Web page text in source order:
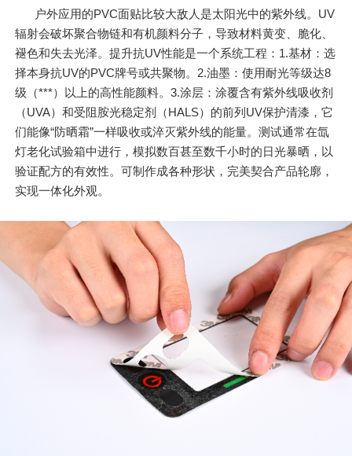
户外应用的PVC面贴比较大敌人是太阳光中的紫外线。UV
辐射会破坏聚合物链和有机颜料分子，导致材料黄变、脆化、
褪色和失去光泽。提升抗UV性能是一个系统工程：1.基材：选
择本身抗UV的PVC牌号或共聚物。2.油墨：使用耐光等级达8
级（***）以上的高性能颜料。3.涂层：涂覆含有紫外线吸收剂
（UVA）和受阻胺光稳定剂（HALS）的前列UV保护清漆，它
们能像“防晒霜”一样吸收或淬灭紫外线的能量。测试通常在氙
灯老化试验箱中进行，模拟数百甚至数千小时的日光暴晒，以
验证配方的有效性。可制作成各种形状，完美契合产品轮廓，
实现一体化外观。